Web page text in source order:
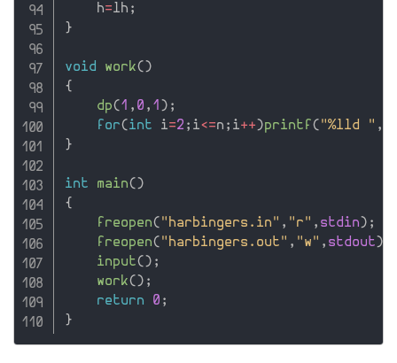
    h
=lh ;
}
void work()
{
dp(1 , 0 , 1 ) ;
for(int i=2 ; i<=n ; i++)printf ( "%lld " ,
}
int main()
{
freopen( "harbingers.in" , "r" , stdin) ;
freopen( "harbingers.out" , "w" , stdout)
input() ;
work() ;
return
0 ;
}